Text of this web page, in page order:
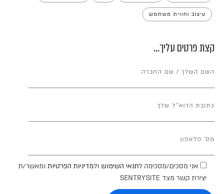
עיצוב וחווית משתמש
קצת פרטים עליך...
אני מסכים/מסכימה לתנאי השימוש ולמדיניות הפרטיות ומאשר/ת
יצירת קשר מצד SENTRYSITE